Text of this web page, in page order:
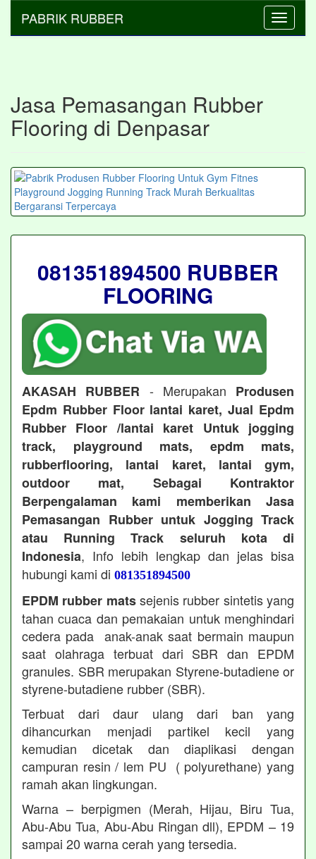
Toggle
PABRIK RUBBER
Jasa Pemasangan Rubber
Flooring di Denpasar
081351894500 RUBBER
FLOORING
AKASAH RUBBER - Merupakan Produsen
Epdm Rubber Floor lantai karet, Jual Epdm
Rubber Floor /lantai karet Untuk jogging
track, playground mats, epdm mats,
rubberflooring, lantai karet, lantai gym,
outdoor mat, Sebagai Kontraktor
Berpengalaman kami memberikan Jasa
Pemasangan Rubber untuk Jogging Track
atau Running Track seluruh kota di
Indonesia, Info lebih lengkap dan jelas bisa
hubungi kami di 081351894500
EPDM rubber matssejenis rubber sintetis yang
tahan cuaca dan pemakaian untuk menghindari
cedera pada anak-anak saat bermain maupun
saat olahraga terbuat dari SBR dan EPDM
granules. SBR merupakan Styrene-butadiene or
styrene-butadiene rubber (SBR).
Terbuat dari daur ulang dari ban yang
dihancurkan menjadi partikel kecil yang
kemudian dicetak dan diaplikasi dengan
campuran resin / lem PU ( polyurethane) yang
ramah akan lingkungan.
Warna – berpigmen (Merah, Hijau, Biru Tua,
Abu-Abu Tua, Abu-Abu Ringan dll), EPDM – 19
sampai 20 warna cerah yang tersedia.